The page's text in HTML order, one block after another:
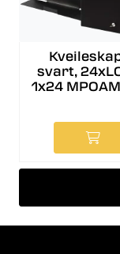
svart,
1x24